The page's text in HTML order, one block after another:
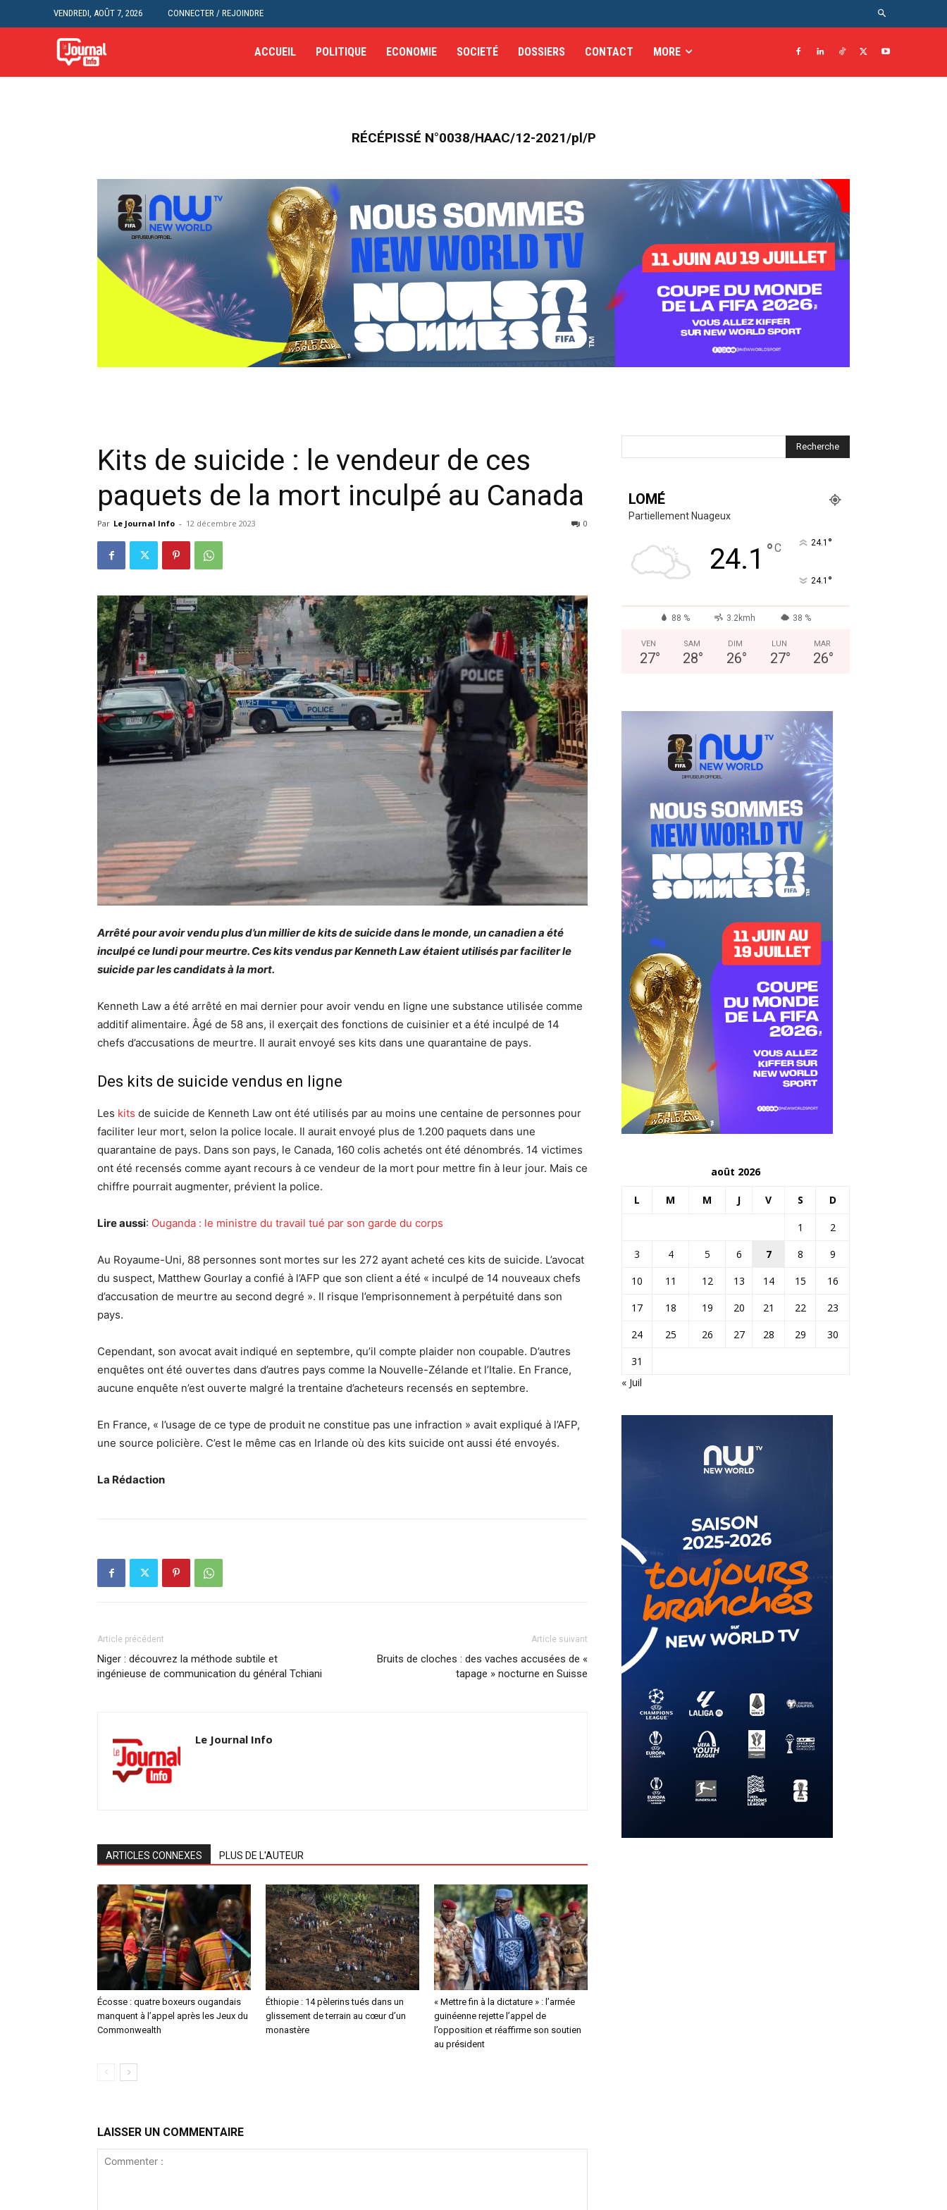
VENDREDI, AOÛT 7, 2026 CONNECTER / REJOINDRE
ACCUEIL POLITIQUE ECONOMIE SOCIETÉ DOSSIERS CONTACT MORE
RÉCÉPISSÉ N°0038/HAAC/12-2021/pl/P
Kits de suicide : le vendeur de ces
paquets de la mort inculpé au Canada
Par Le Journal Info - 12 décembre 2023 0
Arrêté pour avoir vendu plus d’un millier de kits de suicide dans le monde, un canadien a été
inculpé ce lundi pour meurtre. Ces kits vendus par Kenneth Law étaient utilisés par faciliter le
suicide par les candidats à la mort.
Kenneth Law a été arrêté en mai dernier pour avoir vendu en ligne une substance utilisée comme
additif alimentaire. Âgé de 58 ans, il exerçait des fonctions de cuisinier et a été inculpé de 14
chefs d’accusations de meurtre. Il aurait envoyé ses kits dans une quarantaine de pays.
Des kits de suicide vendus en ligne
Les kits de suicide de Kenneth Law ont été utilisés par au moins une centaine de personnes pour
faciliter leur mort, selon la police locale. Il aurait envoyé plus de 1.200 paquets dans une
quarantaine de pays. Dans son pays, le Canada, 160 colis achetés ont été dénombrés. 14 victimes
ont été recensés comme ayant recours à ce vendeur de la mort pour mettre fin à leur jour. Mais ce
chiffre pourrait augmenter, prévient la police.
Lire aussi: Ouganda : le ministre du travail tué par son garde du corps
Au Royaume-Uni, 88 personnes sont mortes sur les 272 ayant acheté ces kits de suicide. L’avocat
du suspect, Matthew Gourlay a confié à l’AFP que son client a été « inculpé de 14 nouveaux chefs
d’accusation de meurtre au second degré ». Il risque l’emprisonnement à perpétuité dans son
pays.
Cependant, son avocat avait indiqué en septembre, qu’il compte plaider non coupable. D’autres
enquêtes ont été ouvertes dans d’autres pays comme la Nouvelle-Zélande et l’Italie. En France,
aucune enquête n’est ouverte malgré la trentaine d’acheteurs recensés en septembre.
En France, « l’usage de ce type de produit ne constitue pas une infraction » avait expliqué à l’AFP,
une source policière. C’est le même cas en Irlande où des kits suicide ont aussi été envoyés.
La Rédaction
Article précédent
Niger : découvrez la méthode subtile et
ingénieuse de communication du général Tchiani
Article suivant
Bruits de cloches : des vaches accusées de «
tapage » nocturne en Suisse
Le Journal Info
ARTICLES CONNEXES PLUS DE L'AUTEUR
Écosse : quatre boxeurs ougandais
manquent à l’appel après les Jeux du
Commonwealth
Éthiopie : 14 pèlerins tués dans un
glissement de terrain au cœur d’un
monastère
« Mettre fin à la dictature » : l’armée
guinéenne rejette l’appel de
l’opposition et réaffirme son soutien
au président
LAISSER UN COMMENTAIRE
LOMÉ
Partiellement Nuageux
24.1 °C 24.1 °
24.1 °
88 % 3.2kmh 38 %
VEN
27°
SAM
28°
DIM
26°
LUN
27°
MAR
26°
août 2026
L M M J V S D
1
2
3
4 5 6 7 8
9
10
11 12 13 14 15
16
17
18 19 20 21 22
23
24
25 26 27 28 29
30
31
« Juil